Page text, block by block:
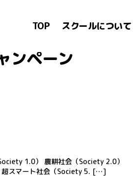
TOP スクールについて
ンペーン
1.0） 農耕社会（Society 2.0）
超スマート社会（Society 5. […]